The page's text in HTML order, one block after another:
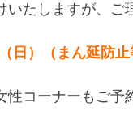
たしますが、ご
日）（まん延防
コーナーもご予